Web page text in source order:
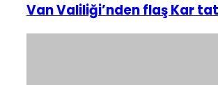
Van Valiliği’nden flaş Kar